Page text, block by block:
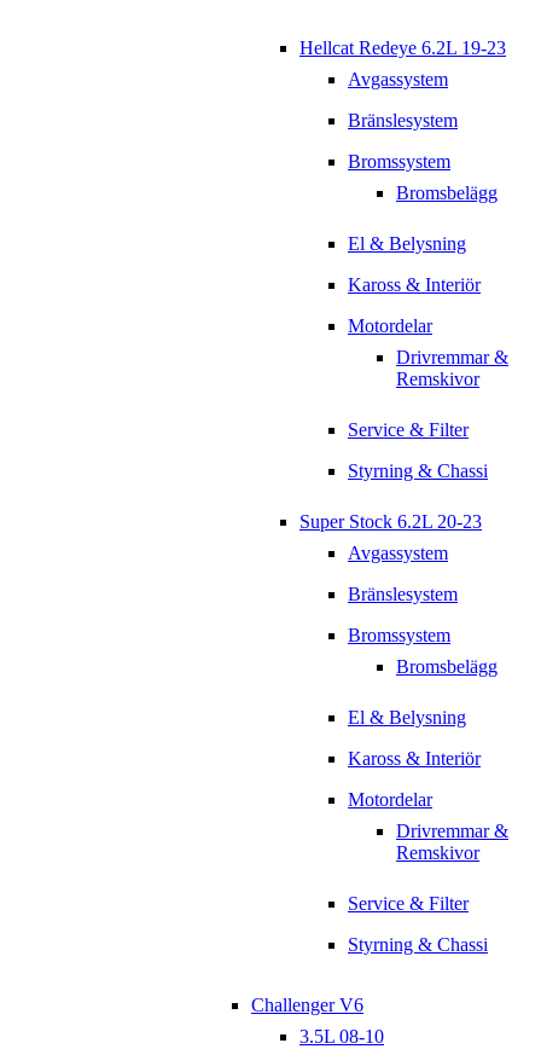
Hellcat Redeye 6.2L 19-23
Avgassystem
Bränslesystem
Bromssystem
Bromsbelägg
El & Belysning
Kaross & Interiör
Motordelar
Drivremmar &
Remskivor
Service & Filter
Styrning & Chassi
Super Stock 6.2L 20-23
Avgassystem
Bränslesystem
Bromssystem
Bromsbelägg
El & Belysning
Kaross & Interiör
Motordelar
Drivremmar &
Remskivor
Service & Filter
Styrning & Chassi
Challenger V6
3.5L 08-10